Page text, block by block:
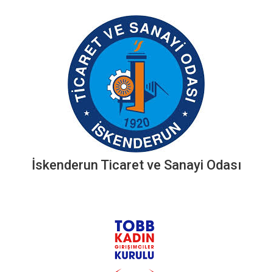
İskenderun Ticaret ve Sanayi Odası